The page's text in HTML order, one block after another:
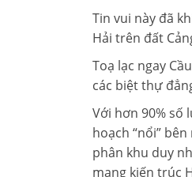
Tin vui này đã
Hải trên đất
Toạ lạc ngay
các biệt thự
Với hơn 90% số
hoạch “nổi”
phân khu duy
mang kiến trúc